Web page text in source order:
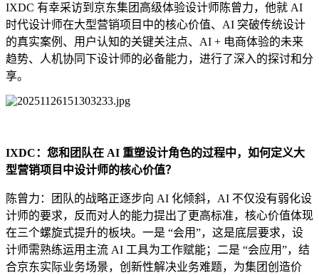
IXDC 有幸采访到京东集团高级体验设计师陈曾力，他就 AI
时代设计师在大型营销项目中的核心价值、AI 突破传统设计
的真实案例、用户认知的关键关注点、AI + 电商体验的未来
趋势、人机协同下设计师的必备能力，进行了深入的探讨和分
享。
IXDC：您和团队在 AI 重塑设计角色的过程中，如何定义大
型营销项目中设计师的核心价值？
陈曾力：团队的战略正逐步向 AI 化倾斜，AI 不仅没有弱化设
计师的要求，反而对人的能力提出了更高标准，核心价值体现
在三个螺旋式提升的板块。一是 “会用”，这是底层要求，设
计师需熟练运用主流 AI 工具为工作赋能；二是 “会应用”，结
合京东实际业务场景，创新性解决业务难题，为集团创造价